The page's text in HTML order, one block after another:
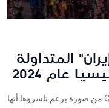
المتداولة
عام 2024
إيرانشييك : ميرا عيسى تحققت منصة Chayyek من صورة يزعم ناشروها أنها